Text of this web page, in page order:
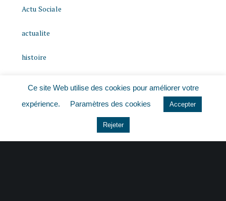
Actu Sociale
actualite
histoire
Non classé
Ce site Web utilise des cookies pour améliorer votre
expérience.
Paramètres des cookies Accepter
Rejeter